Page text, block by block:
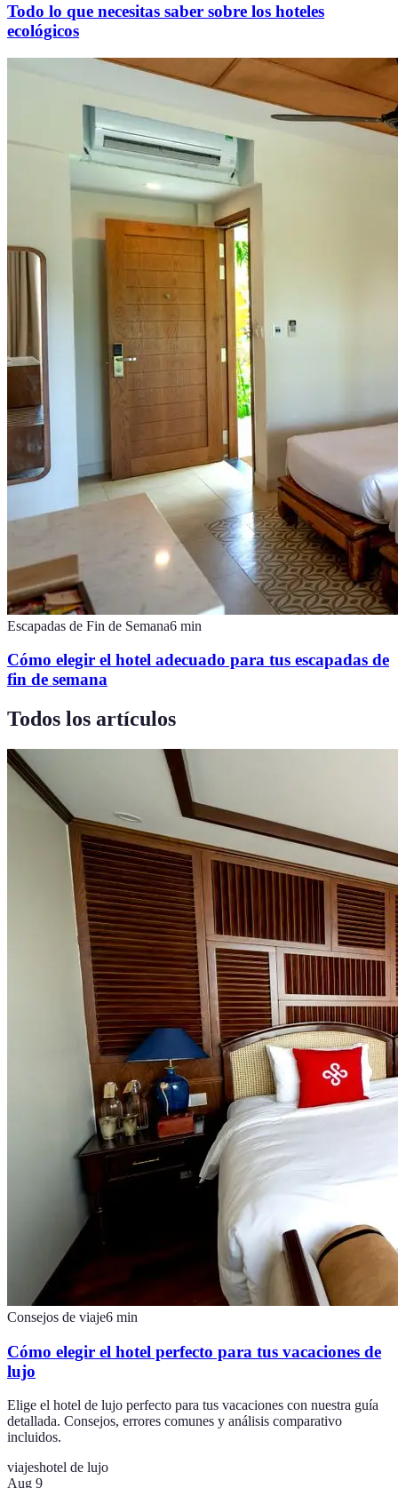
Todo lo que necesitas saber sobre los hoteles
ecológicos
Escapadas de Fin de Semana6 min
Cómo elegir el hotel adecuado para tus escapadas de
fin de semana
Todos los artículos
Consejos de viaje6 min
Cómo elegir el hotel perfecto para tus vacaciones de
lujo
Elige el hotel de lujo perfecto para tus vacaciones con nuestra guía
detallada. Consejos, errores comunes y análisis comparativo
incluidos.
viajeshotel de lujo
Aug 9